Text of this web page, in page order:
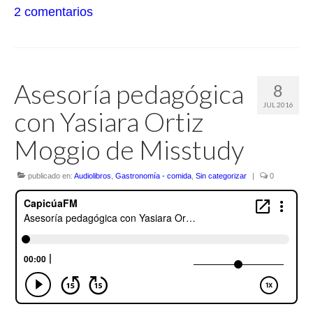
2 comentarios
8
JUL 2016
Asesoría pedagógica
con Yasiara Ortiz
Moggio de Misstudy
publicado en: Audiolibros, Gastronomía - comida, Sin categorizar 0